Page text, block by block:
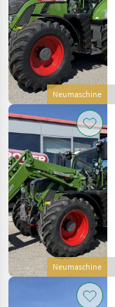
Neumaschine
Neumaschine